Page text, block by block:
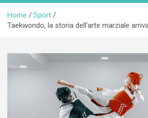
Home
Sport
Taekwondo, la storia dell’arte marziale